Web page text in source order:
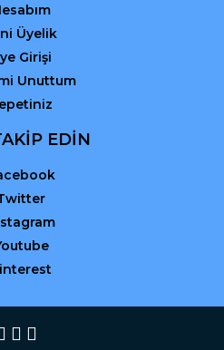
Üyelik
Girişi
Unuttum
EDİN